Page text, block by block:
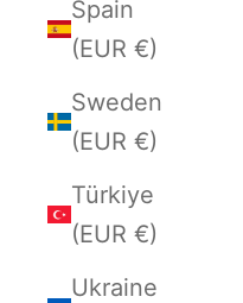
Spain
(EUR €)
Sweden
(EUR €)
Türkiye
(EUR €)
Ukraine